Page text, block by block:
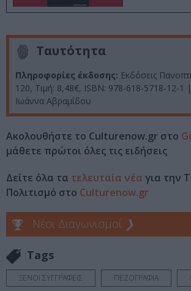
Ταυτότητα
Πληροφορίες έκδοσης: Εκδόσεις
120, Τιμή: 8,48€, ISBN: 978-618-5718-12-
Ιωάννα Αβραμίδου
Ακολουθήστε το Culturenow.gr στο
μάθετε πρώτοι όλες τις ειδήσεις
Δείτε όλα τα τελευταία νέα για την
Πολιτισμό στο Culturenow.gr
Νέοι Διαγωνισμοί ❯
Tags
ΞΕΝΟΙ ΣΥΓΓΡΑΦΕΙΣ ΠΕΖΟΓΡΑΦΙΑ